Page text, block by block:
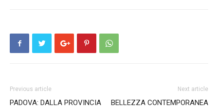
Previous article
PADOVA: DALLA PROVINCIA
Next article
BELLEZZA CONTEMPORANEA